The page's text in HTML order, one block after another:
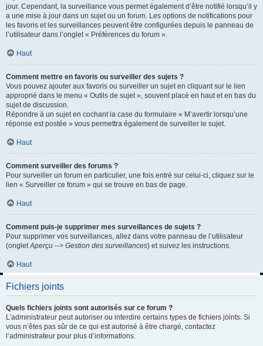
jour. Cependant, la surveillance vous permet également d’être notifié lorsqu’il y
a une mise à jour dans un sujet ou un forum. Les options de notifications pour
les favoris et les surveillances peuvent être configurées depuis le panneau de
l’utilisateur dans l’onglet « Préférences du forum ».
Haut
Comment mettre en favoris ou surveiller des sujets ?
Vous pouvez ajouter aux favoris ou surveiller un sujet en cliquant sur le lien
approprié dans le menu « Outils de sujet », souvent placé en haut et en bas du
sujet de discussion.
Répondre à un sujet en cochant la case du formulaire « M’avertir lorsqu’une
réponse est postée » vous permettra également de surveiller le sujet.
Haut
Comment surveiller des forums ?
Pour surveiller un forum en particulier, une fois entré sur celui-ci, cliquez sur le
lien « Surveiller ce forum » qui se trouve en bas de page.
Haut
Comment puis-je supprimer mes surveillances de sujets ?
Pour supprimer vos surveillances, allez dans votre panneau de l’utilisateur
(onglet Aperçu --> Gestion des surveillances) et suivez les instructions.
Haut
Fichiers joints
Quels fichiers joints sont autorisés sur ce forum ?
L’administrateur peut autoriser ou interdire certains types de fichiers joints. Si
vous n’êtes pas sûr de ce qui est autorisé à être chargé, contactez
l’administrateur pour plus d’informations.